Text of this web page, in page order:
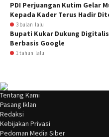
PDI Perjuangan Kutim Gelar
Kepada Kader Terus Hadir
3 bulan lalu
Bupati Kukar Dukung
Berbasis Google
1 tahun lalu
Tentang Kami
Pasang Iklan
Redaksi
Kebijakan Privasi
Pedoman Media Siber